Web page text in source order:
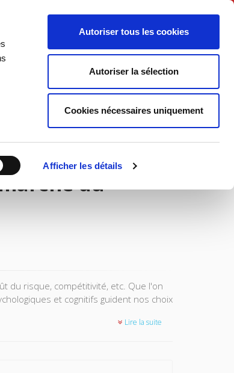
Afficher les détails
Autoriser tous les cookies
Autoriser la sélection
Cookies nécessaires uniquement
Français
Société
du
du risque, compétitivité, etc. Que l'on
et cognitifs guident nos choix
Lire la suite